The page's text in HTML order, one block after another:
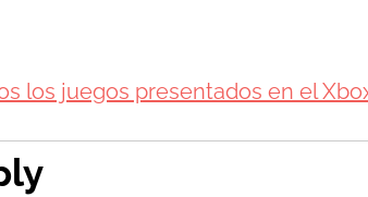
los juegos presentados en el